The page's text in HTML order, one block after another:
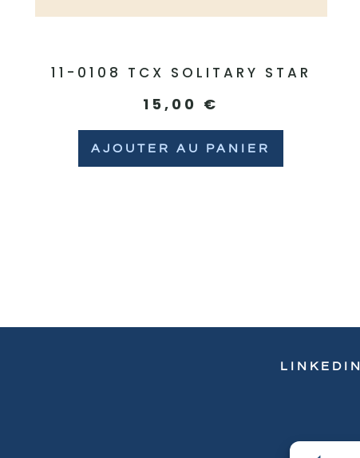
11-0108 TCX SOLITARY STAR
15,00 €
AJOUTER AU PANIER
LINKEDIN